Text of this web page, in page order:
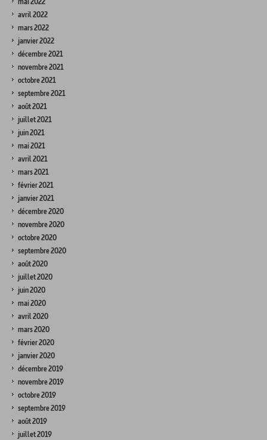
avril 2022
mars 2022
janvier 2022
décembre 2021
novembre 2021
octobre 2021
septembre 2021
août 2021
juillet 2021
juin 2021
mai 2021
avril 2021
mars 2021
février 2021
janvier 2021
décembre 2020
novembre 2020
octobre 2020
septembre 2020
août 2020
juillet 2020
juin 2020
mai 2020
avril 2020
mars 2020
février 2020
janvier 2020
décembre 2019
novembre 2019
octobre 2019
septembre 2019
août 2019
juillet 2019